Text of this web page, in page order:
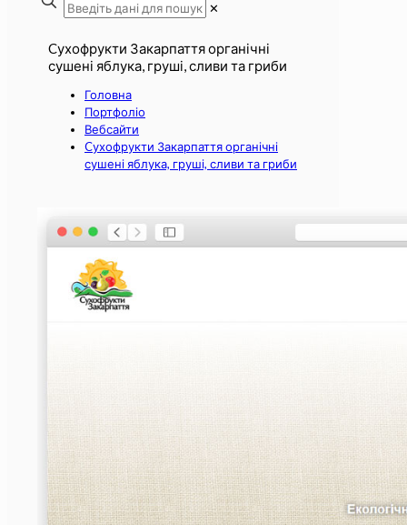
✕
Cухофрукти Закарпаття органічні
сушені яблука, груші, сливи та гриби
Головна
Портфоліо
Вебсайти
Cухофрукти Закарпаття органічні
сушені яблука, груші, сливи та гриби